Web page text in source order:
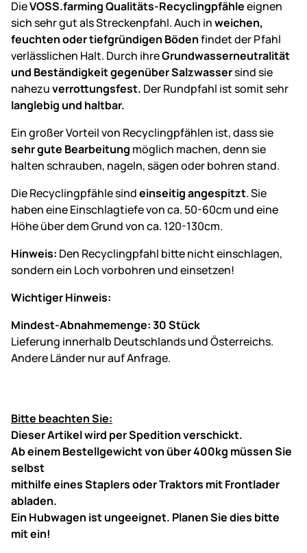
DieVOSS.farming Qualitäts-Recyclingpfähleeignen
sich sehr gut als Streckenpfahl. Auch inweichen,
feuchten oder tiefgründigen Bödenfindet der Pfahl
verlässlichen Halt. Durch ihreGrundwasserneutralität
und Beständigkeit gegenüber Salzwassersind sie
nahezuverrottungsfest. Der Rundpfahl ist somit sehr
langlebig und haltbar.
Ein großer Vorteil von Recyclingpfählen ist, dass sie
sehr gute Bearbeitung möglich machen, denn sie
halten schrauben, nageln, sägen oder bohren stand.
Die Recyclingpfähle sindeinseitig angespitzt. Sie
haben eine Einschlagtiefe von ca. 50-60cm und eine
Höhe über dem Grund von ca. 120-130cm.
Hinweis: Den Recyclingpfahl bitte nicht einschlagen,
sondern ein Loch vorbohren und einsetzen!
Wichtiger Hinweis:
Mindest-Abnahmemenge: 30 Stück
Lieferung innerhalb Deutschlands und Österreichs.
Andere Länder nur auf Anfrage.
Bitte beachten Sie:
Dieser Artikel wird per Spedition verschickt.
Ab einem Bestellgewicht von über 400kg müssen Sie
selbst
mithilfe eines Staplers oder Traktors mit Frontlader
abladen.
Ein Hubwagen ist ungeeignet. Planen Sie dies bitte
mit ein!